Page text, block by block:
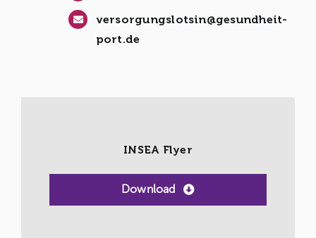
versorgungslotsin@gesundheit-
port.de
INSEA Flyer
Download